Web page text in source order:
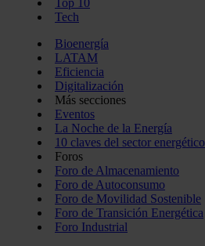
Top 10
Tech
Bioenergía
LATAM
Eficiencia
Digitalización
Más secciones
Eventos
La Noche de la Energía
10 claves del sector energético
Foros
Foro de Almacenamiento
Foro de Autoconsumo
Foro de Movilidad Sostenible
Foro de Transición Energética
Foro Industrial